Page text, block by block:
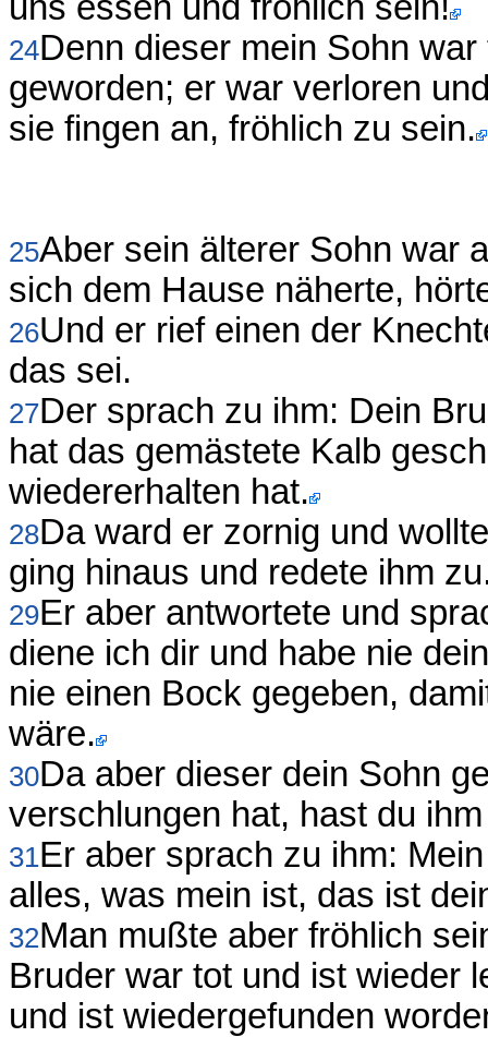
24Denn dieser mein Sohn
geworden; er war verloren
sie fingen an, fröhlich zu sein.
25Aber sein älterer Sohn war
sich dem Hause näherte,
26Und er rief einen der
das sei.
27Der sprach zu ihm: Dein
hat das gemästete Kalb
wiedererhalten hat.
28Da ward er zornig und
ging hinaus und redete ihm
29Er aber antwortete und
diene ich dir und habe nie
nie einen Bock gegeben,
wäre.
30Da aber dieser dein Sohn
verschlungen hat, hast du
31Er aber sprach zu ihm:
alles, was mein ist, das ist
32Man mußte aber fröhlich
Bruder war tot und ist wieder
und ist wiedergefunden